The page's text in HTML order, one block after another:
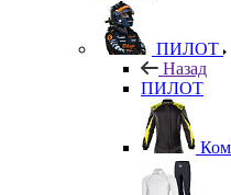
ПИЛОТ
Назад
ПИЛОТ